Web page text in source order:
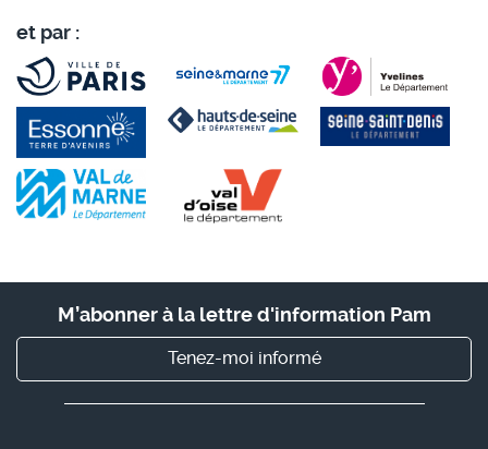
et par :
M’abonner à la lettre d'information Pam
Tenez-moi informé